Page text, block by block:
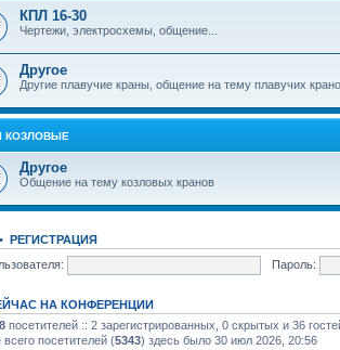
КПЛ 16-30
Чертежи, электросхемы, общение...
Другое
Другие плавучие краны, общение на тему плавучих
КОЗЛОВЫЕ
Другое
Общение на тему козловых кранов
• РЕГИСТРАЦИЯ
Пароль:
НА КОНФЕРЕНЦИИ
посетителей :: 2 зарегистрированных, 0 скрытых и 36
посетителей (5343) здесь было 30 июл 2026, 20:56